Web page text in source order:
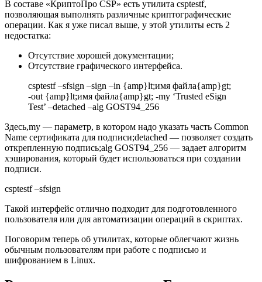
В составе «КриптоПро CSP» есть утилита csptestf,
позволяющая выполнять различные криптографические
операции. Как я уже писал выше, у этой утилиты есть 2
недостатка:
Отсутствие хорошей документации;
Отсутствие графического интерфейса.
csptestf –sfsign –sign –in {amp}lt;имя файла{amp}gt;
-out {amp}lt;имя файла{amp}gt; -my ‘Trusted eSign
Test’ –detached –alg GOST94_256
Здесь,my — параметр, в котором надо указать часть Common
Name сертификата для подписи;detached — позволяет создать
открепленную подпись;alg GOST94_256 — задает алгоритм
хэширования, который будет использоваться при создании
подписи.
csptestf –sfsign
Такой интерфейс отлично подходит для подготовленного
пользователя или для автоматизации операций в скриптах.
Поговорим теперь об утилитах, которые облегчают жизнь
обычным пользователям при работе с подписью и
шифрованием в Linux.